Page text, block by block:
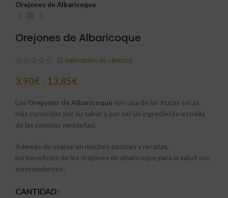
Orejones de Albaricoque
Orejones de Albaricoque
(1 valoración de cliente)
3,90€ - 13,85€
Los Orejones de Albaricoque son una de las frutas secas
más conocidas por su sabor y por ser un ingrediente estrella
de las comidas navideñas.
Además de usarse en muchos postres y recetas,
los beneficios de los orejones de albaricoque para la salud son
sorprendentes;
CANTIDAD